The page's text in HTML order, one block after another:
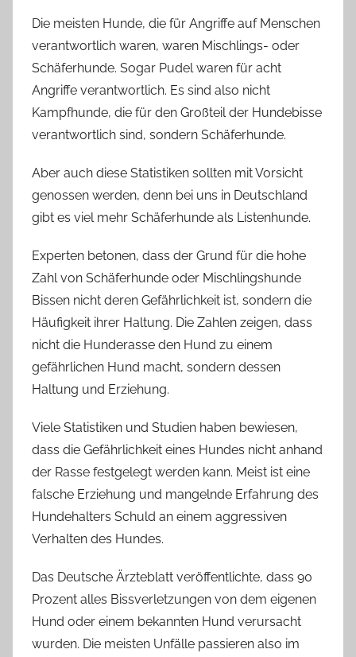
Die meisten Hunde, die für Angriffe auf Menschen
verantwortlich waren, waren Mischlings- oder
Schäferhunde. Sogar Pudel waren für acht
Angriffe verantwortlich. Es sind also nicht
Kampfhunde, die für den Großteil der Hundebisse
verantwortlich sind, sondern Schäferhunde.
Aber auch diese Statistiken sollten mit Vorsicht
genossen werden, denn bei uns in Deutschland
gibt es viel mehr Schäferhunde als Listenhunde.
Experten betonen, dass der Grund für die hohe
Zahl von Schäferhunde oder Mischlingshunde
Bissen nicht deren Gefährlichkeit ist, sondern die
Häufigkeit ihrer Haltung. Die Zahlen zeigen, dass
nicht die Hunderasse den Hund zu einem
gefährlichen Hund macht, sondern dessen
Haltung und Erziehung.
Viele Statistiken und Studien haben bewiesen,
dass die Gefährlichkeit eines Hundes nicht anhand
der Rasse festgelegt werden kann. Meist ist eine
falsche Erziehung und mangelnde Erfahrung des
Hundehalters Schuld an einem aggressiven
Verhalten des Hundes.
Das Deutsche Ärzteblatt veröffentlichte, dass 90
Prozent alles Bissverletzungen von dem eigenen
Hund oder einem bekannten Hund verursacht
wurden. Die meisten Unfälle passieren also im